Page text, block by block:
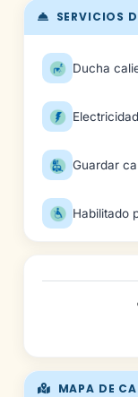
SERVICIOS
Ducha
Electricidad
Guardar
Habilitado
MAPA DE